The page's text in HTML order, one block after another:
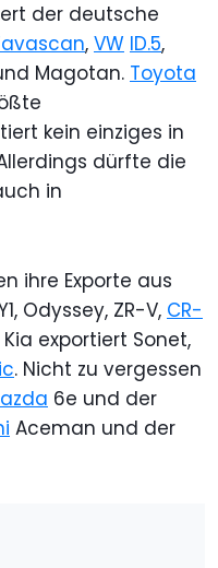
der deutsche
, VW ID.5,
Magotan. Toyota
kein einziges in
dürfte die
in
ihre Exporte aus
Odyssey, ZR-V, CR-
exportiert Sonet,
. Nicht zu vergessen
6e und der
Aceman und der